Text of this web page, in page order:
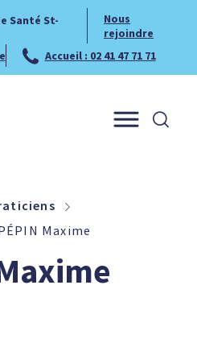
Santé St-
Nous
rejoindre
Accueil : 02 41 47 71 71
Maxime